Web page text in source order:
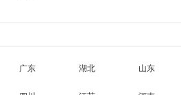
广东 湖北 山东